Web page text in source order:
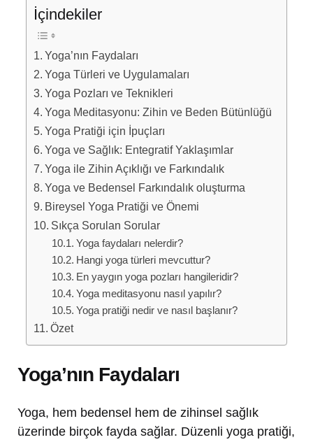
İçindekiler
Yoga’nın Faydaları
Yoga Türleri ve Uygulamaları
Yoga Pozları ve Teknikleri
Yoga Meditasyonu: Zihin ve Beden Bütünlüğü
Yoga Pratiği için İpuçları
Yoga ve Sağlık: Entegratif Yaklaşımlar
Yoga ile Zihin Açıklığı ve Farkındalık
Yoga ve Bedensel Farkındalık oluşturma
Bireysel Yoga Pratiği ve Önemi
Sıkça Sorulan Sorular
Yoga faydaları nelerdir?
Hangi yoga türleri mevcuttur?
En yaygın yoga pozları hangileridir?
Yoga meditasyonu nasıl yapılır?
Yoga pratiği nedir ve nasıl başlanır?
Özet
Yoga’nın Faydaları
Yoga, hem bedensel hem de zihinsel sağlık
üzerinde birçok fayda sağlar. Düzenli yoga pratiği,